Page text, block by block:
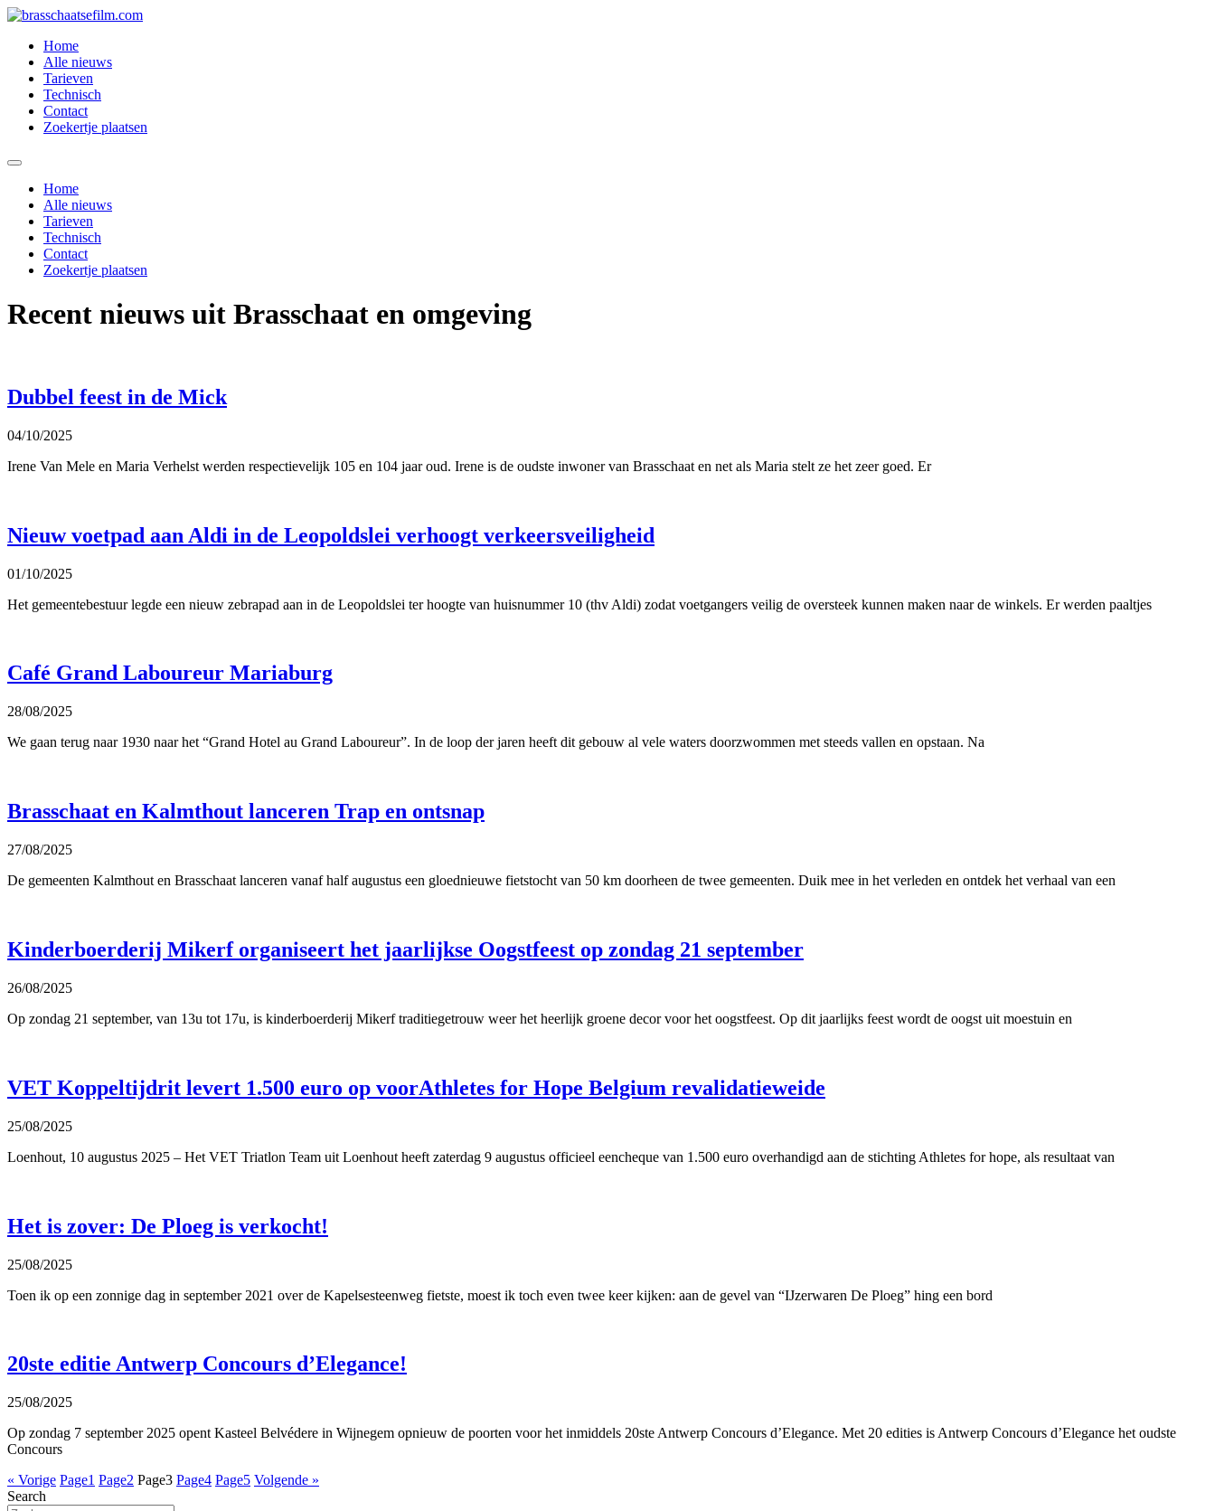
Spring
inhoud
Home
Alle nieuws
Tarieven
Technisch
Contact
Zoekertje plaatsen
Home
Alle nieuws
Tarieven
Technisch
Contact
Zoekertje plaatsen
Recent nieuws uit Brasschaat en omgeving
Dubbel feest in de Mick
04/10/2025
Irene Van Mele en Maria Verhelst werden respectievelijk 105 en 104 jaar oud. Irene is de oudste inwoner van Brasschaat en net als Maria stelt ze het zeer goed. Er
Nieuw voetpad aan Aldi in de Leopoldslei verhoogt verkeersveiligheid
01/10/2025
Het gemeentebestuur legde een nieuw zebrapad aan in de Leopoldslei ter hoogte van huisnummer 10 (thv Aldi) zodat voetgangers veilig de oversteek kunnen maken naar de winkels. Er werden paaltjes
Café Grand Laboureur Mariaburg
28/08/2025
We gaan terug naar 1930 naar het “Grand Hotel au Grand Laboureur”. In de loop der jaren heeft dit gebouw al vele waters doorzwommen met steeds vallen en opstaan. Na
Brasschaat en Kalmthout lanceren Trap en ontsnap
27/08/2025
De gemeenten Kalmthout en Brasschaat lanceren vanaf half augustus een gloednieuwe fietstocht van 50 km doorheen de twee gemeenten. Duik mee in het verleden en ontdek het verhaal van een
Kinderboerderij Mikerf organiseert het jaarlijkse Oogstfeest op zondag 21 september
26/08/2025
Op zondag 21 september, van 13u tot 17u, is kinderboerderij Mikerf traditiegetrouw weer het heerlijk groene decor voor het oogstfeest. Op dit jaarlijks feest wordt de oogst uit moestuin en
VET Koppeltijdrit levert 1.500 euro op voorAthletes for Hope Belgium revalidatieweide
25/08/2025
Loenhout, 10 augustus 2025 – Het VET Triatlon Team uit Loenhout heeft zaterdag 9 augustus officieel eencheque van 1.500 euro overhandigd aan de stichting Athletes for hope, als resultaat van
Het is zover: De Ploeg is verkocht!
25/08/2025
Toen ik op een zonnige dag in september 2021 over de Kapelsesteenweg fietste, moest ik toch even twee keer kijken: aan de gevel van “IJzerwaren De Ploeg” hing een bord
20ste editie Antwerp Concours d’Elegance!
25/08/2025
Op zondag 7 september 2025 opent Kasteel Belvédere in Wijnegem opnieuw de poorten voor het inmiddels 20ste Antwerp Concours d’Elegance. Met 20 edities is Antwerp Concours d’Elegance het oudste
Concours
« Vorige Page1 Page2 Page3 Page4 Page5 Volgende »
Search